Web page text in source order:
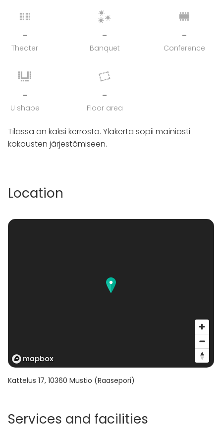
-
Theater
-
Banquet
-
Conference
-
U shape
-
Floor area
Tilassa on kaksi kerrosta. Yläkerta sopii mainiosti
kokousten järjestämiseen.
Location
Kattelus 17, 10360 Mustio (Raasepori)
Services and facilities